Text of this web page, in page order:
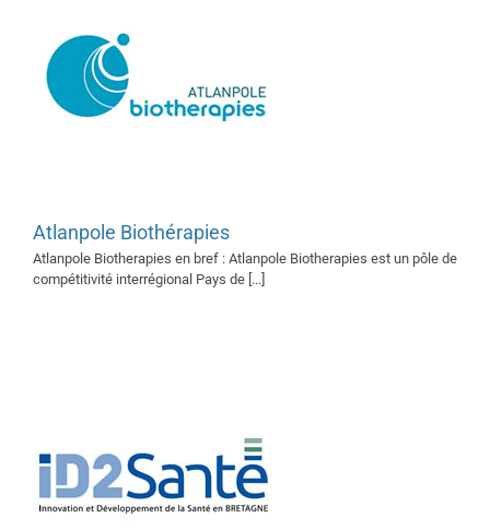
Atlanpole Biothérapies
Atlanpole Biotherapies en bref : Atlanpole Biotherapies est un pôle de
compétitivité interrégional Pays de [...]
Supporters 2019